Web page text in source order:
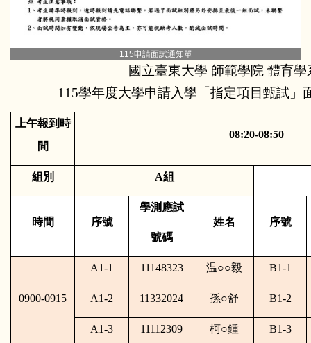
115申請面試通知單
國立臺東大學 師範學院 體育學
115學年度大學申請入學「指定項目甄試」
上午報到時
間
08:20-08:50
組別 A組
時間 序號
學測應試
號碼
姓名 序號
0900-0915
A1-1 11148323 温○○毅 B1-1
A1-2 11332024 孫○舒 B1-2
A1-3 11112309 柯○鍾 B1-3